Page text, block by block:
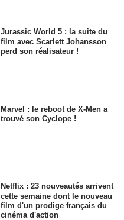
Jurassic World 5 : la suite du
film avec Scarlett Johansson
perd son réalisateur !
Marvel : le reboot de X-Men a
trouvé son Cyclope !
Netflix : 23 nouveautés arrivent
cette semaine dont le nouveau
film d'un prodige français du
cinéma d'action